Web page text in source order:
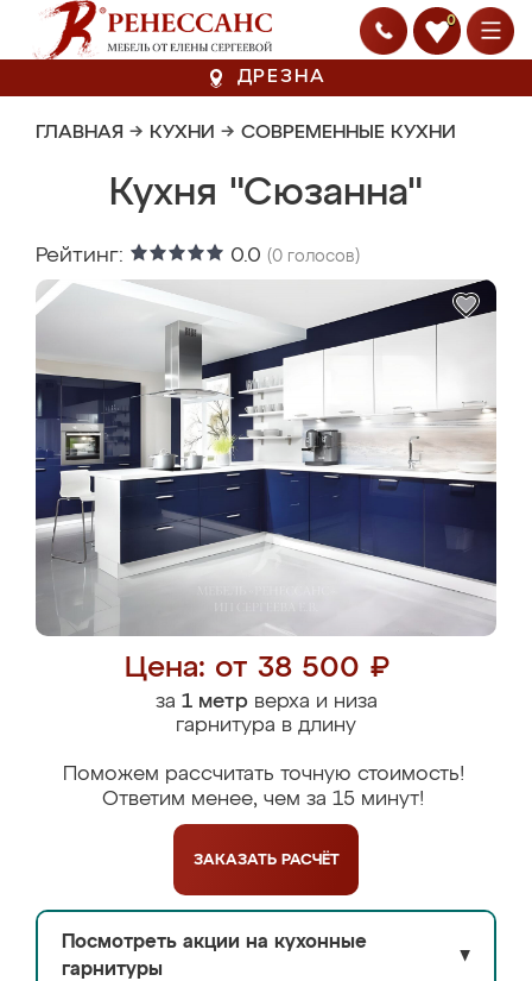
0
ДРЕЗНА
ГЛАВНАЯ → КУХНИ → СОВРЕМЕННЫЕ КУХНИ
Кухня "Сюзанна"
Рейтинг: 0.0 (0 голосов)
Цена: от 38 500 ₽
за 1 метрверха и низа
гарнитура в длину
Поможем рассчитать точную стоимость!
Ответим менее, чем за 15 минут!
ЗАКАЗАТЬ РАСЧЁТ
Посмотреть акции на кухонные
гарнитуры
▼